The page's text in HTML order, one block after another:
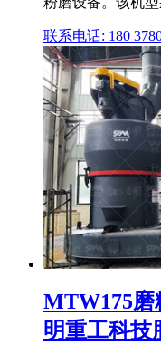
联系电话: 180
MTW175磨
明重工科技